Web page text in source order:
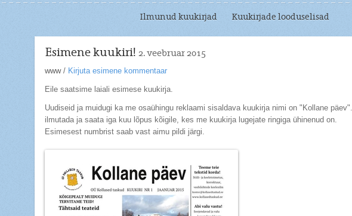
Ilmunud kuukirjad Kuukirjade looduselisad
Esimene kuukiri! 2. veebruar 2015
www/ Kirjuta esimene kommentaar
Eile saatsime laiali esimese kuukirja.
Uudiseid ja muidugi ka me osaühingu reklaami sisaldava kuukirja nimi on "Kollane
ilmutada ja saata iga kuu lõpus kõigile, kes me kuukirja lugejate ringiga ühinenud on.
Esimesest numbrist saab vast aimu pildi järgi.